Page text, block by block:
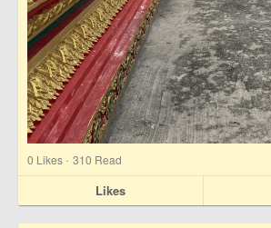
0 Likes · 310 Read
Likes